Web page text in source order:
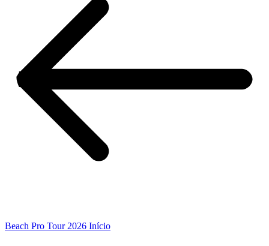
Beach Pro Tour 2026 Início